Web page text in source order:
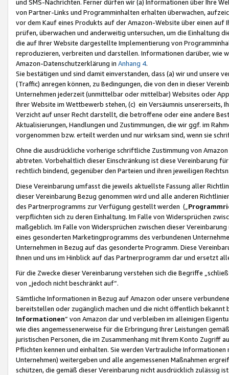
und SMS-Nachrichten. Ferner dürfen wir (a) Informationen über Ihre
von Partner-Links und Programminhalten erhalten überwachen,
vor dem Kauf eines Produkts auf der Amazon-Website über einen
prüfen, überwachen und anderweitig untersuchen, um die Einhaltung
die auf Ihrer Website dargestellte Implementierung von
reproduzieren, verbreiten und darstellen. Informationen darüber, wie
Amazon-Datenschutzerklärung in Anhang 4.
Sie bestätigen und sind damit einverstanden, dass (a) wir und
(Traffic) anregen können, zu Bedingungen, die von den in dieser
Unternehmen jederzeit (unmittelbar oder mittelbar) Websites oder
Ihrer Website im Wettbewerb stehen, (c) ein Versäumnis unsererseits,
Verzicht auf unser Recht darstellt, die betroffene oder eine andere
Aktualisierungen, Handlungen und Zustimmungen, die wir ggf. im
vorgenommen bzw. erteilt werden und nur wirksam sind, wenn sie
Ohne die ausdrückliche vorherige schriftliche Zustimmung von
abtreten. Vorbehaltlich dieser Einschränkung ist diese Vereinbarung
rechtlich bindend, gegenüber den Parteien und ihren jeweiligen
Diese Vereinbarung umfasst die jeweils aktuellste Fassung aller
dieser Vereinbarung Bezug genommen wird und alle anderen
des Partnerprogramms zur Verfügung gestellt werden („
verpflichten sich zu deren Einhaltung. Im Falle von Widersprüchen
maßgeblich. Im Falle von Widersprüchen zwischen dieser
eines gesonderten Marketingprogramms des verbundenen
Unternehmen in Bezug auf das gesonderte Programm. Diese
Ihnen und uns im Hinblick auf das Partnerprogramm dar und ersetzt
Für die Zwecke dieser Vereinbarung verstehen sich die Begriffe
von „jedoch nicht beschränkt auf“.
Sämtliche Informationen in Bezug auf Amazon oder unsere
bereitstellen oder zugänglich machen und die nicht öffentlich
Informationen“ von Amazon dar und verbleiben im alleinigen
wie dies angemessenerweise für die Erbringung Ihrer Leistungen
juristischen Personen, die im Zusammenhang mit Ihrem Konto
Pflichten kennen und einhalten. Sie werden Vertrauliche
Unternehmen) weitergeben und alle angemessenen Maßnahmen
schützen, die gemäß dieser Vereinbarung nicht ausdrücklich zulässig